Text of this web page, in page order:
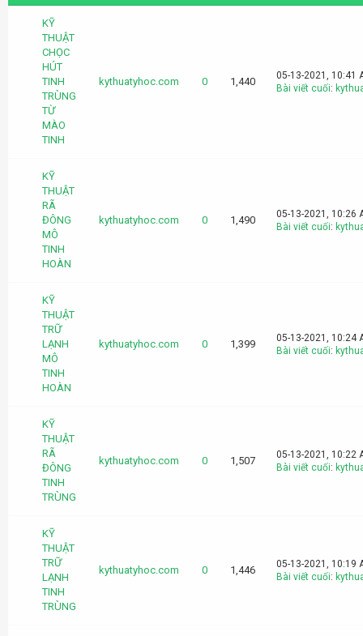
KỸ
THUẬT
CHỌC
HÚT
TINH
TRÙNG
TỪ
MÀO
TINH
kythuatyhoc.com 0 1,440
05-13-2021, 10:41
Bài viết cuối:
KỸ
THUẬT
RÃ
ĐÔNG
MÔ
TINH
HOÀN
kythuatyhoc.com 0 1,490
05-13-2021, 10:26
Bài viết cuối:
KỸ
THUẬT
TRỮ
LẠNH
MÔ
TINH
HOÀN
kythuatyhoc.com 0 1,399
05-13-2021, 10:24
Bài viết cuối:
KỸ
THUẬT
RÃ
ĐÔNG
TINH
TRÙNG
kythuatyhoc.com 0 1,507
05-13-2021, 10:22
Bài viết cuối:
KỸ
THUẬT
TRỮ
LẠNH
TINH
TRÙNG
kythuatyhoc.com 0 1,446
05-13-2021, 10:19
Bài viết cuối: